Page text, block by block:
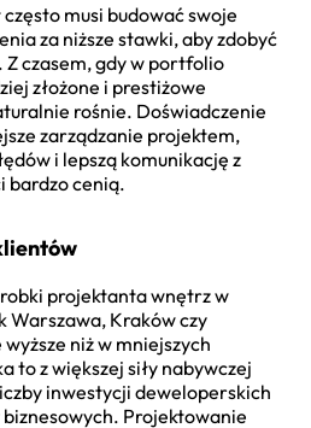
musi budować swoje
za niższe stawki, aby zdobyć
czasem, gdy w portfolio
złożone i prestiżowe
rośnie. Doświadczenie
zarządzanie projektem,
i lepszą komunikację z
bardzo cenią.
projektanta wnętrz w
Warszawa, Kraków czy
niż w mniejszych
to z większej siły nabywczej
inwestycji deweloperskich
Projektowanie